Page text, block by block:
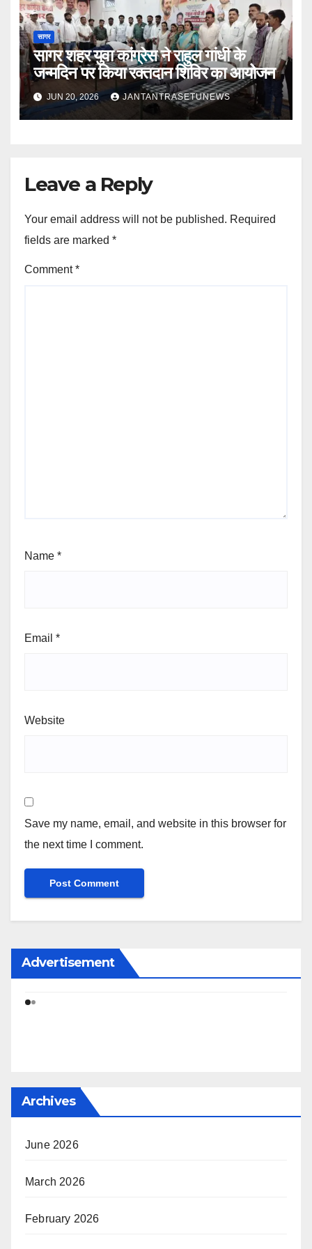
सागर
सागर शहर युवा कांग्रेस ने राहुल गांधी के
जन्मदिन पर किया रक्तदान शिविर का आयोजन
JUN 20, 2026 JANTANTRASETUNEWS
Leave a Reply
Your email address will not be published. Required
fields are marked *
Comment*
Name *
Email *
Website
Save my name, email, and website in this browser for
the next time I comment.
Advertisement
Archives
June 2026
March 2026
February 2026